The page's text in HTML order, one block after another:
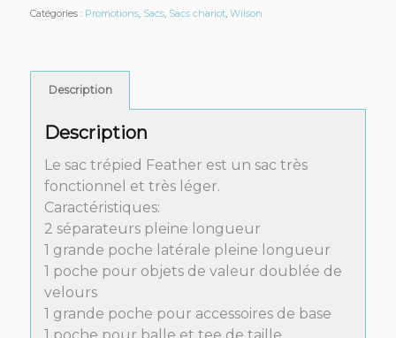
Catégories : Promotions, Sacs, Sacs chariot, Wilson
Description
Description
Le sac trépied Feather est un sac très
fonctionnel et très léger.
Caractéristiques:
2 séparateurs pleine longueur
1 grande poche latérale pleine longueur
1 poche pour objets de valeur doublée de
velours
1 grande poche pour accessoires de base